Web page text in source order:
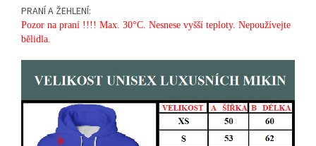
PRANÍ A ŽEHLENÍ:
Pozor na praní !!!! Max. 30°C. Nesnese vyšší teploty. Nepoužívejte
bělidla.